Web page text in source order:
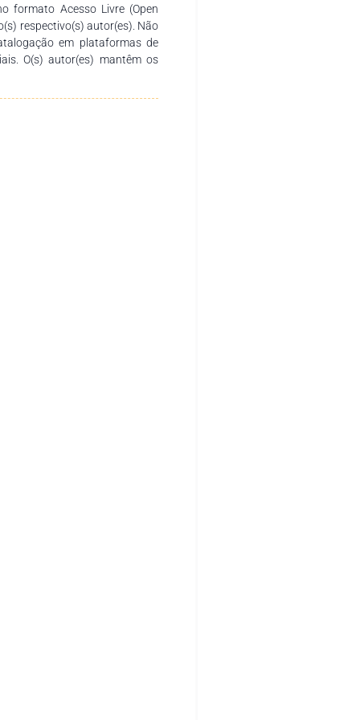
formato Acesso Livre (Open
respectivo(s) autor(es). Não
em plataformas de
O(s) autor(es) mantêm os